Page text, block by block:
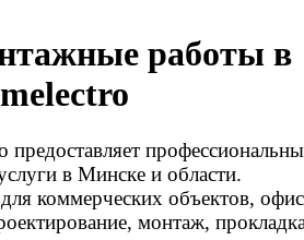
работы в
предоставляет
в Минске и области.
коммерческих объектов,
монтаж,